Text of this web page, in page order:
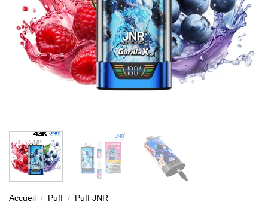
Accueil / Puff / Puff JNR